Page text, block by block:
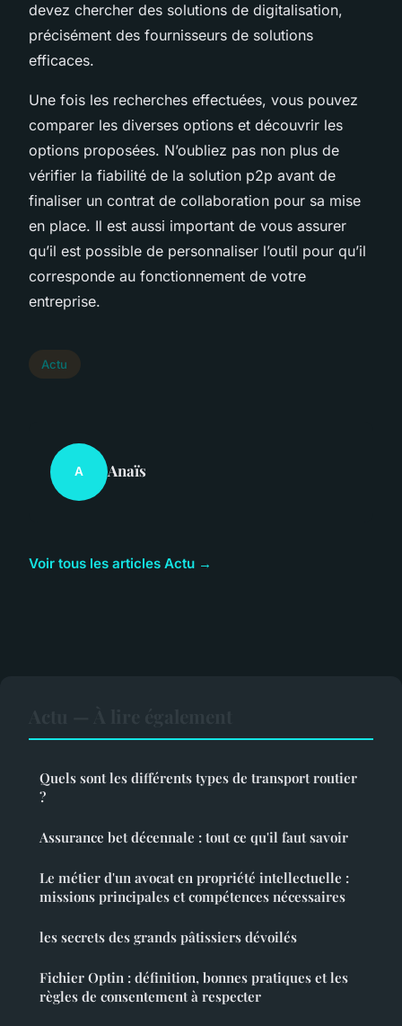
devez chercher des solutions de digitalisation,
précisément des fournisseurs de solutions
efficaces.
Une fois les recherches effectuées, vous pouvez
comparer les diverses options et découvrir les
options proposées. N’oubliez pas non plus de
vérifier la fiabilité de la solution p2p avant de
finaliser un contrat de collaboration pour sa mise
en place. Il est aussi important de vous assurer
qu’il est possible de personnaliser l’outil pour qu’il
corresponde au fonctionnement de votre
entreprise.
Actu
A Anaïs
Voir tous les articles Actu →
Quels sont les différents types de transport routier
?
Assurance bet décennale : tout ce qu'il faut savoir
Le métier d'un avocat en propriété intellectuelle :
missions principales et compétences nécessaires
les secrets des grands pâtissiers dévoilés
Fichier Optin : définition, bonnes pratiques et les
règles de consentement à respecter